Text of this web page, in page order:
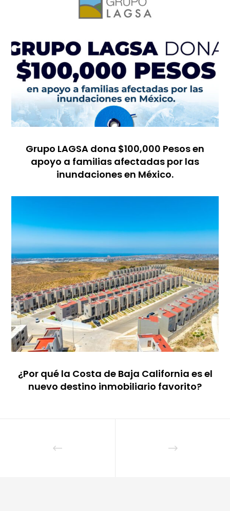
Grupo LAGSA dona $100,000 Pesos en
apoyo a familias afectadas por las
inundaciones en México.
¿Por qué la Costa de Baja California es el
nuevo destino inmobiliario favorito?